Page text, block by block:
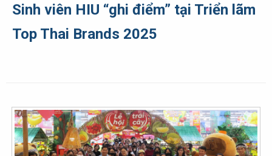
Sinh viên HIU “ghi điểm” tại Triển lãm
Top Thai Brands 2025